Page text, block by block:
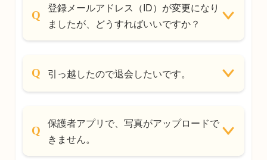
登録メールアドレス（ID）が変更になり
ましたが、どうすればいいですか？
引っ越したので退会したいです。
保護者アプリで、写真がアップロードで
きません。